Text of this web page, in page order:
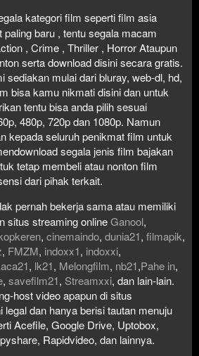
kategori film seperti film asia
baru , tentu segala macam
, Crime , Thriller , Horror Ataupun
serta download disini secara gratis.
sediakan mulai dari bluray, web-dl, hd,
bisa kamu nikmati disini dan untuk
tentu bisa anda pilih sesuai
480p, 720p dan 1080p. Namun
kepada seluruh penikmat film untuk
segala jenis film bajakan
tetap membeli atau nonton film
dari pihak terkait.
pernah bekerja sama atau memiliki
situs streaming onlineGanool,
, cinemaindo, dunia21, filmapik,
, FMZM, indoxx1, indoxxi,
, lk21, Melongfilm, nb21,Pahe in,
, savefilm21, Streamxxi, dan lain-lain.
host video apapun di situs
legal dan hanya berisi tautan menuju
Acefile, Google Drive, Uptobox,
Rapidvideo, dan lainnya.